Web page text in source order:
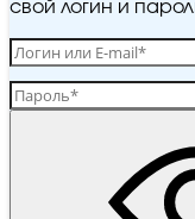
свой логин и